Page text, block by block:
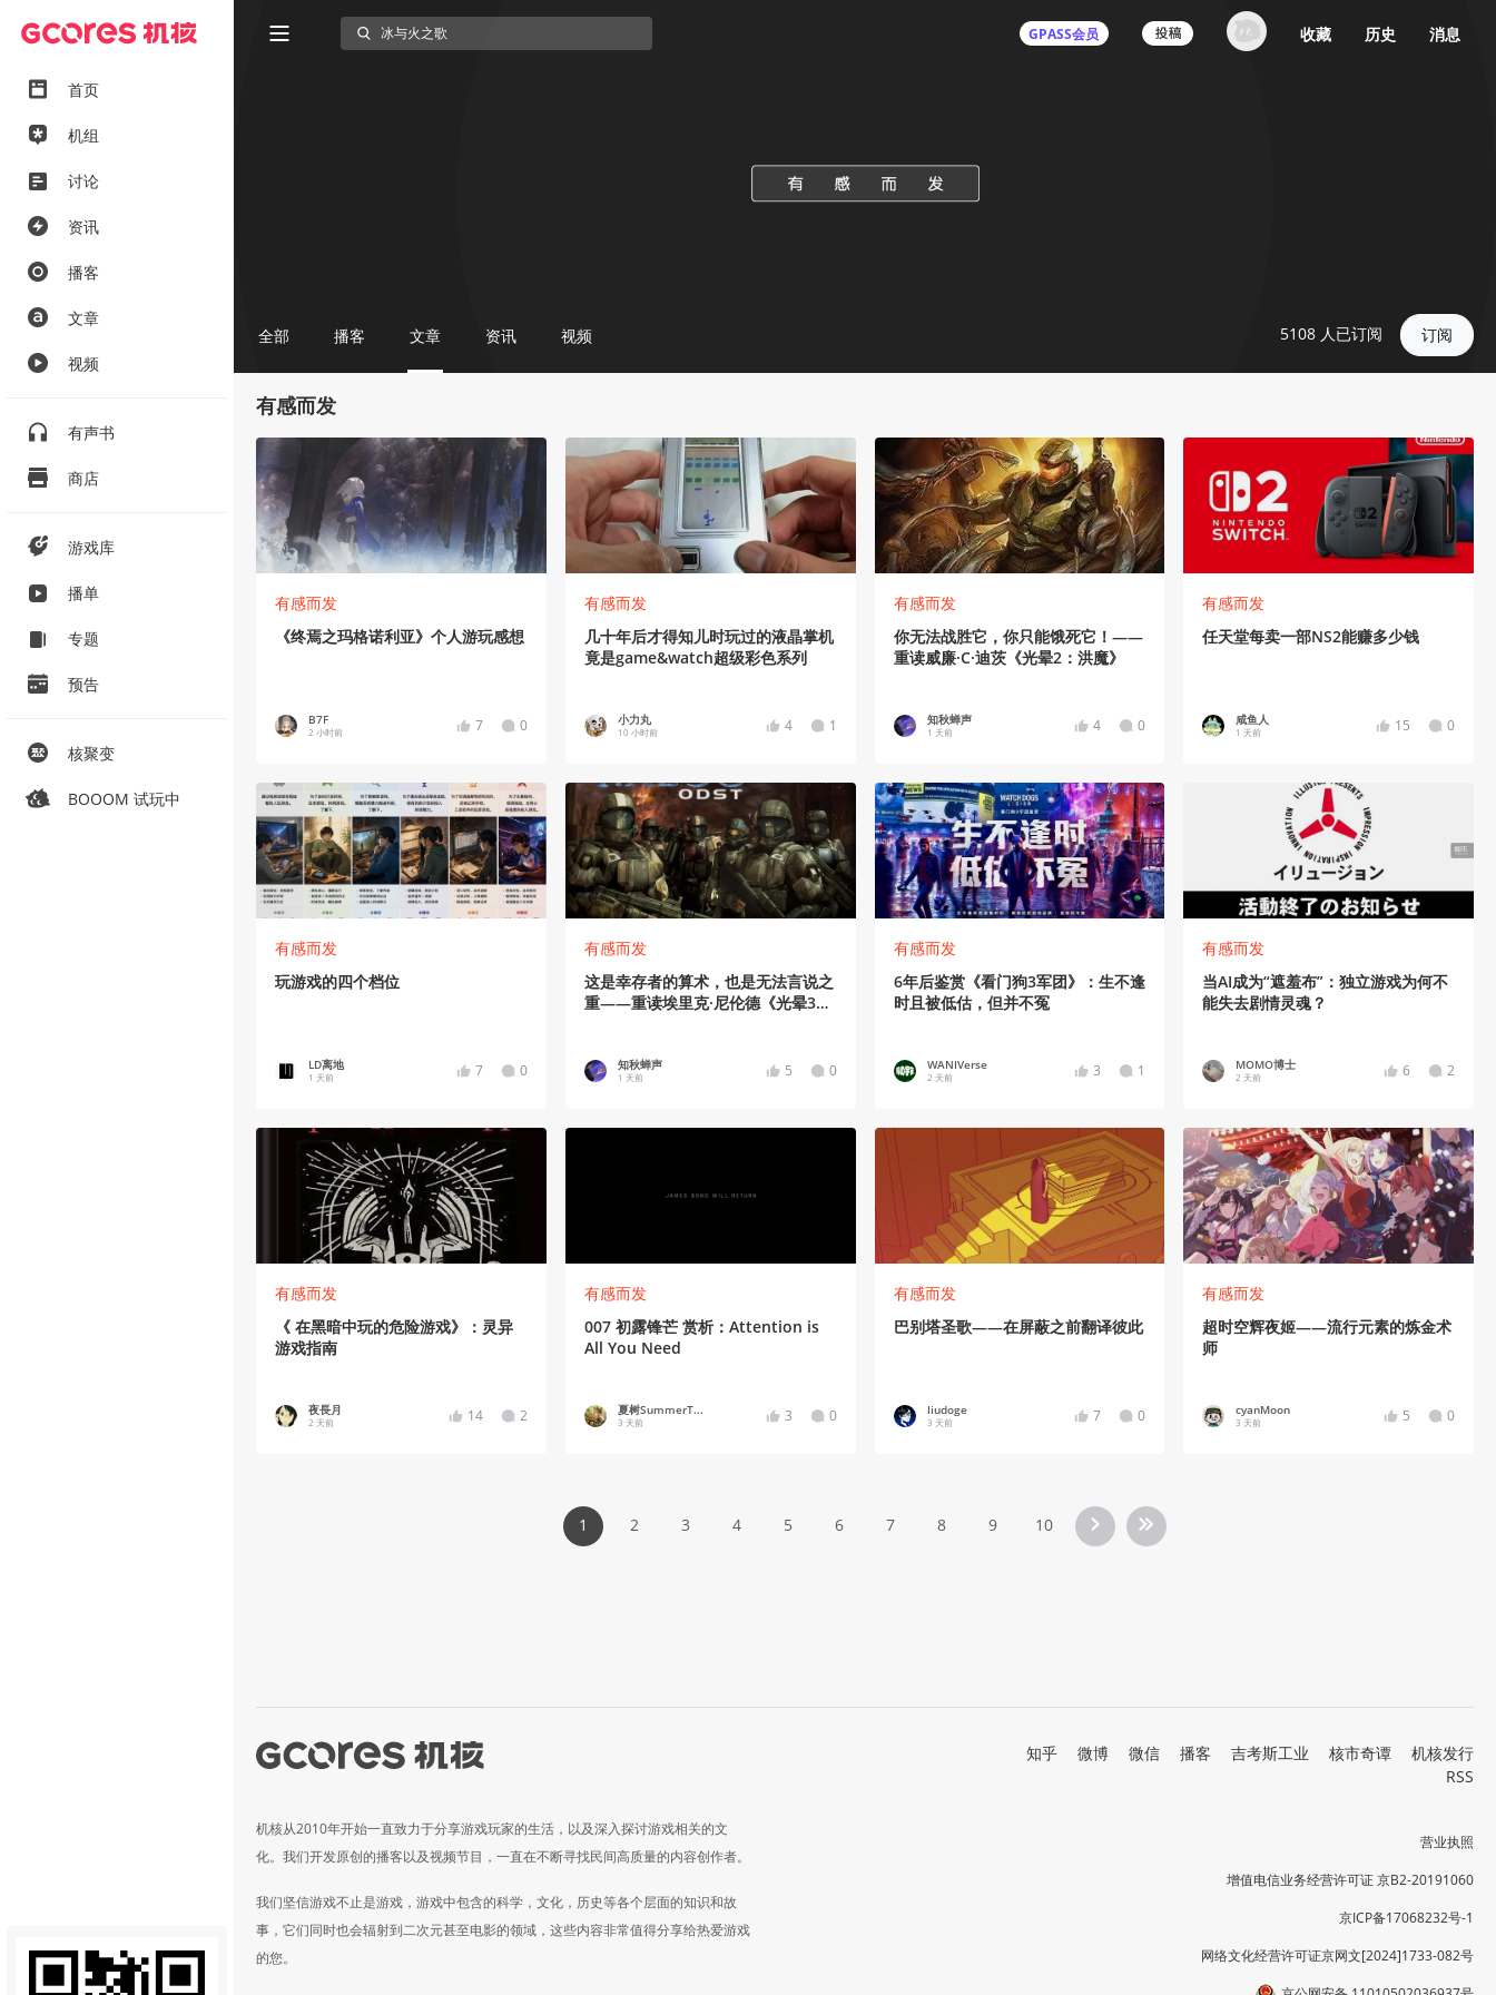
首页
机组
讨论
资讯
播客
文章
视频
有声书
商店
游戏库
播单
专题
预告
核聚变
BOOOM 试玩中
GPASS会员 收藏 历史 消息
5108 人已订阅 订阅
全部 播客 文章 资讯 视频
有感而发
有感而发
《终焉之玛格诺利亚》个人游玩感想
B7F
2 小时前 7 0
有感而发
几十年后才得知儿时玩过的液晶掌机
竟是game&watch超级彩色系列
小力丸
10 小时前 4 1
有感而发
你无法战胜它，你只能饿死它！——
重读威廉·C·迪茨《光晕2：洪魔》
知秋蝉声
1 天前 4 0
有感而发
任天堂每卖一部NS2能赚多少钱
咸鱼人
1 天前 15 0
有感而发
玩游戏的四个档位
LD离地
1 天前 7 0
有感而发
这是幸存者的算术，也是无法言说之
重——重读埃里克·尼伦德《光晕3：
知秋蝉声
1 天前 5 0
有感而发
6年后鉴赏《看门狗3军团》：生不逢
时且被低估，但并不冤
WANIVerse
2 天前 3 1
有感而发
当AI成为“遮羞布”：独立游戏为何不
能失去剧情灵魂？
MOMO博士
2 天前 6 2
有感而发
《 在黑暗中玩的危险游戏》：灵异
游戏指南
夜長月
2 天前 14 2
有感而发
007 初露锋芒 赏析：Attention is
All You Need
夏树SummerT...
3 天前 3 0
有感而发
巴别塔圣歌——在屏蔽之前翻译彼此
liudoge
3 天前 7 0
有感而发
超时空辉夜姬——流行元素的炼金术
师
cyanMoon
3 天前 5 0
1 2 3 4 5 6 7 8 9 10
机核从2010年开始一直致力于分享游戏玩家的生活，以及深入探讨游戏相关的文
化。我们开发原创的播客以及视频节目，一直在不断寻找民间高质量的内容创作者。
我们坚信游戏不止是游戏，游戏中包含的科学，文化，历史等各个层面的知识和故
事，它们同时也会辐射到二次元甚至电影的领域，这些内容非常值得分享给热爱游戏
的您。
知乎 微博 微信 播客 吉考斯工业 核市奇谭
机核发行
RSS
营业执照
增值电信业务经营许可证 京B2-20191060
京ICP备17068232号-1
网络文化经营许可证京网文[2024]1733-082号